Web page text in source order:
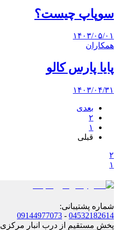
سوپاپ چیست؟
۱۴۰۳/۰۵/۰۱
همکاران
پایا پارس کالو
۱۴۰۳/۰۴/۳۱
بعدی
۲
۱
قبلی
۲
۱
شماره پشتیبانی:
04532182614
-
09144977073
پخش مستقیم از درب انبار مرکزی